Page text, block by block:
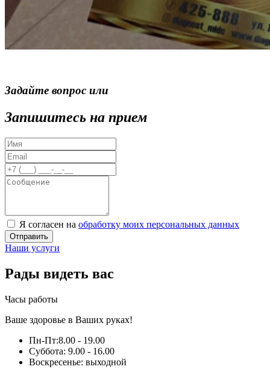
Задайте вопрос или
Запишитесь на прием
Я согласен на обработку моих персональных данных
Отправить
Наши услуги
Рады видеть вас
Часы работы
Ваше здоровье в Ваших руках!
Пн-Пт:8.00 - 19.00
Суббота: 9.00 - 16.00
Воскресенье: выходной